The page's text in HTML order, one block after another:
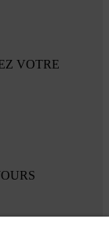
VOTRE